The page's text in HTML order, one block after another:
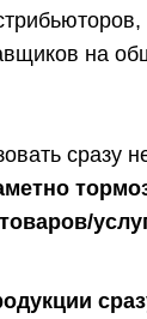
на
сразу